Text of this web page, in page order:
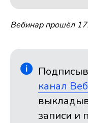
Вебинар прошёл
канал
записи и